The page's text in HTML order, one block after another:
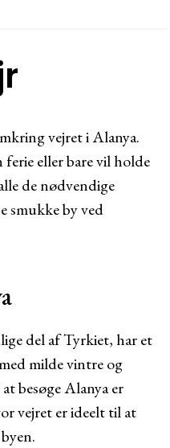
vejret i Alanya.
eller bare vil holde
de nødvendige
smukke by ved
del af Tyrkiet, har et
milde vintre og
besøge Alanya er
vejret er ideelt til at